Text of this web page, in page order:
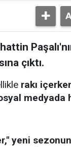
çıktı.
rakı
medyada
yeni